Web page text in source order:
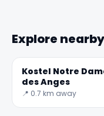
Explore
Kostel Notre
des Anges
📍 0.7 km away